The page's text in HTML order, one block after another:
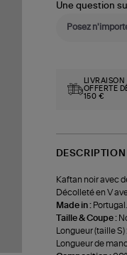
Une question
LIVRAISON
OFFERTE
150 €
DESCRIPTION
Kaftan noir avec
Décolleté en V
Made in : Portugal.
Taille & Coupe :
Longueur (taille S)
Longueur de